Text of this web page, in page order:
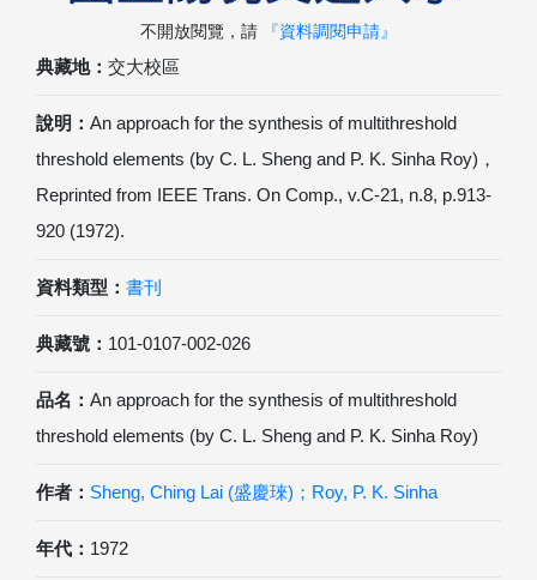
典藏地： 交大校區
說明： An approach for the synthesis of multithreshold
threshold elements (by C. L. Sheng and P. K. Sinha Roy)，
Reprinted from IEEE Trans. On Comp., v.C-21, n.8, p.913-
920 (1972).
資料類型： 書刊
典藏號： 101-0107-002-026
品名： An approach for the synthesis of multithreshold
threshold elements (by C. L. Sheng and P. K. Sinha Roy)
作者： Sheng, Ching Lai (盛慶琜)；Roy, P. K. Sinha
年代： 1972
不開放閱覽，請 『資料調閱申請』